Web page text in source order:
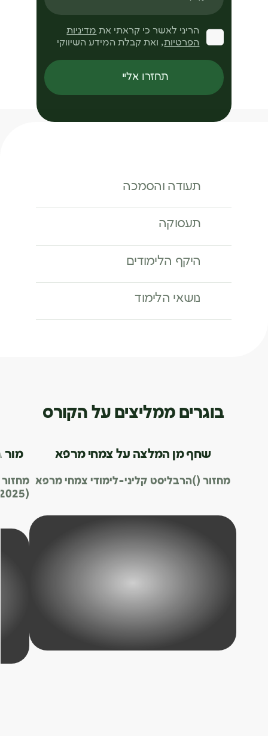
הריני לאשר כי קראתי את מדיניות
הפרטיות, ואת קבלת המידע השיווקי
תחזרו אליי
תעודה והסמכה
תעסוקה
היקף הלימודים
נושאי הלימוד
בוגרים ממליצים על הקורס
שחף מן המלצה על צמחי מרפא
מחזור ()הרבליסט קליני-לימודי צמחי מרפא
מור
מחזור
(2025)